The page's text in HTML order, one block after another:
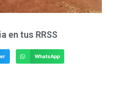
en tus RRSS
WhatsApp